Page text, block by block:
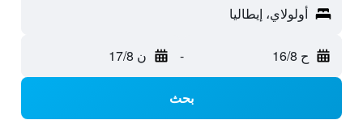
أولولاي، إيطاليا
ح 16/8 - ن 17/8
بحث